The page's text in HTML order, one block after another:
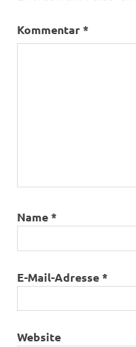
Kommentar*
Name*
E-Mail-Adresse*
Website